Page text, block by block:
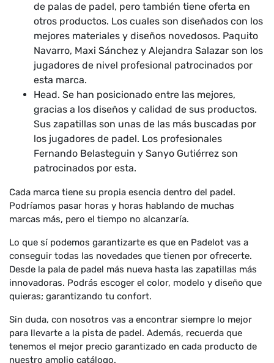
de palas de padel, pero también tiene oferta en
otros productos. Los cuales son diseñados con los
mejores materiales y diseños novedosos. Paquito
Navarro, Maxi Sánchez y Alejandra Salazar son los
jugadores de nivel profesional patrocinados por
esta marca.
Head. Se han posicionado entre las mejores,
gracias a los diseños y calidad de sus productos.
Sus zapatillas son unas de las más buscadas por
los jugadores de padel. Los profesionales
Fernando Belasteguin y Sanyo Gutiérrez son
patrocinados por esta.
Cada marca tiene su propia esencia dentro del padel.
Podríamos pasar horas y horas hablando de muchas
marcas más, pero el tiempo no alcanzaría.
Lo que sí podemos garantizarte es que en Padelot vas a
conseguir todas las novedades que tienen por ofrecerte.
Desde la pala de padel más nueva hasta las zapatillas más
innovadoras. Podrás escoger el color, modelo y diseño que
quieras; garantizando tu confort.
Sin duda, con nosotros vas a encontrar siempre lo mejor
para llevarte a la pista de padel. Además, recuerda que
tenemos el mejor precio garantizado en cada producto de
nuestro amplio catálogo.